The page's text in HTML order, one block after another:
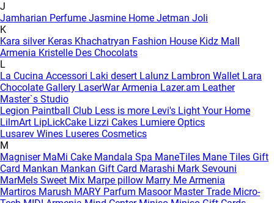
J
Jamharian Perfume Jasmine Home Jetman Joli
K
Kara silver Keras Khachatryan Fashion House Kidz Mall
Armenia Kristelle Des Chocolats
L
La Cucina Accessori Laki desert Lalunz Lambron Wallet Lara
Chocolate Gallery LaserWar Armenia Lazer.am Leather
Master`s Studio
Legion Paintball Club Less is more Levi's Light Your Home
LilmArt LipLickCake Lizzi Cakes Lumiere Optics
Lusarev Wines Luseres Cosmetics
M
Magniser MaMi Cake Mandala Spa ManeTiles Mane Tiles Gift
Card Mankan Mankan Gift Card Marashi Mark Sevouni
MarMels Sweet Mix Marpe pillow Marry Me Armenia
Martiros Marush MARY Parfum Masoor Master Trade Micro-